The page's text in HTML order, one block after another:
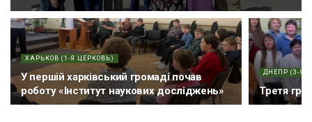
ХАРЬКОВ (1-Я ЦЕРКОВЬ)
У першій харківський громаді почав
роботу «Інститут наукових досліджень»
ДНЕПР (3-Я
Третя